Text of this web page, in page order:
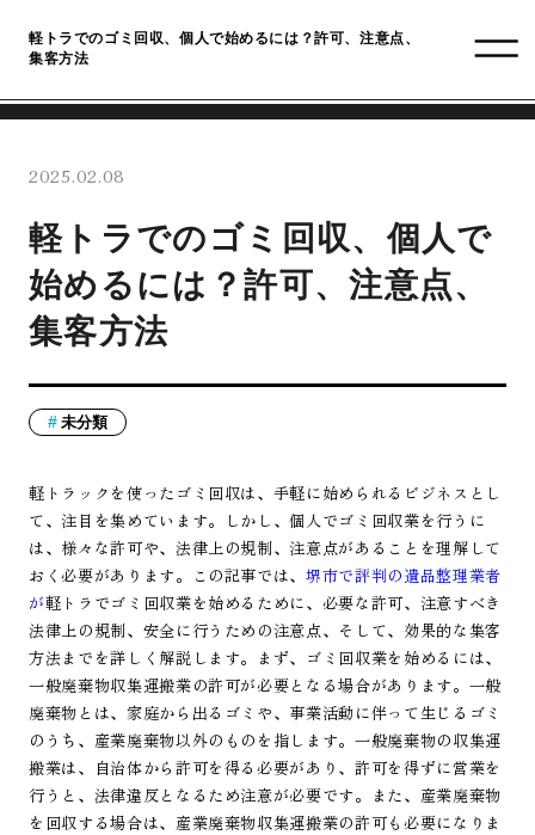
軽トラでのゴミ回収、個人で始めるには？許可、注意点、
集客方法
2025.02.08
軽トラでのゴミ回収、個人で
始めるには？許可、注意点、
集客方法
未分類
軽トラックを使ったゴミ回収は、手軽に始められるビジネスとし
て、注目を集めています。しかし、個人でゴミ回収業を行うに
は、様々な許可や、法律上の規制、注意点があることを理解して
おく必要があります。この記事では、堺市で評判の遺品整理業者
が軽トラでゴミ回収業を始めるために、必要な許可、注意すべき
法律上の規制、安全に行うための注意点、そして、効果的な集客
方法までを詳しく解説します。まず、ゴミ回収業を始めるには、
一般廃棄物収集運搬業の許可が必要となる場合があります。一般
廃棄物とは、家庭から出るゴミや、事業活動に伴って生じるゴミ
のうち、産業廃棄物以外のものを指します。一般廃棄物の収集運
搬業は、自治体から許可を得る必要があり、許可を得ずに営業を
行うと、法律違反となるため注意が必要です。また、産業廃棄物
を回収する場合は、産業廃棄物収集運搬業の許可も必要になりま